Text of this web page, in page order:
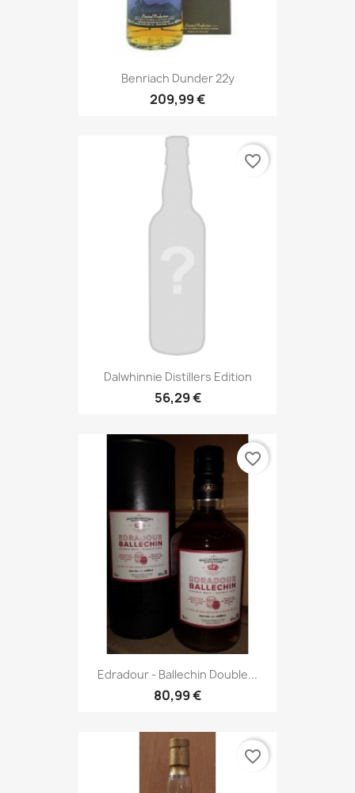
Benriach Dunder 22y
209,99 €
Dalwhinnie Distillers Edition
56,29 €
favorite_border
Edradour - Ballechin Double...
80,99 €
favorite_border
favorite_border